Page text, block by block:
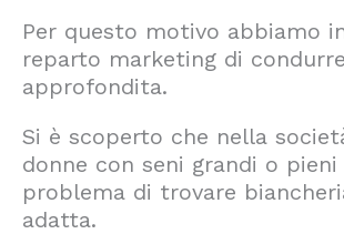
Per questo motivo abbiamo
reparto marketing di
approfondita.
Si è scoperto che nella
donne con seni grandi o
problema di trovare
adatta.